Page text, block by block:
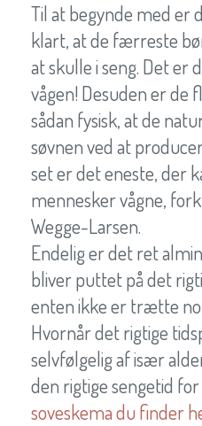
Til at begynde med er
klart, at de færreste
at skulle i seng. Det er
vågen! Desuden er
sådan fysisk, at de
søvnen ved at
set er det eneste, der
mennesker vågne,
Wegge-Larsen.
Endelig er det ret
bliver puttet på det
enten ikke er trætte
Hvornår det rigtige
selvfølgelig af især
den rigtige sengetid
soveskema du finder